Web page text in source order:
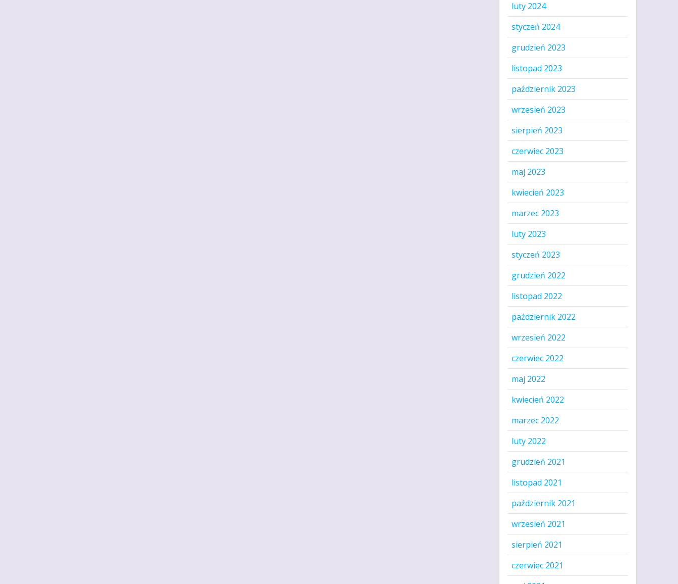
luty 2024
styczeń 2024
grudzień 2023
listopad 2023
październik 2023
wrzesień 2023
sierpień 2023
czerwiec 2023
maj 2023
kwiecień 2023
marzec 2023
luty 2023
styczeń 2023
grudzień 2022
listopad 2022
październik 2022
wrzesień 2022
czerwiec 2022
maj 2022
kwiecień 2022
marzec 2022
luty 2022
grudzień 2021
listopad 2021
październik 2021
wrzesień 2021
sierpień 2021
czerwiec 2021